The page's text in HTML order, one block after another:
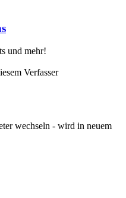
und mehr!
Verfasser
wechseln - wird in neuem